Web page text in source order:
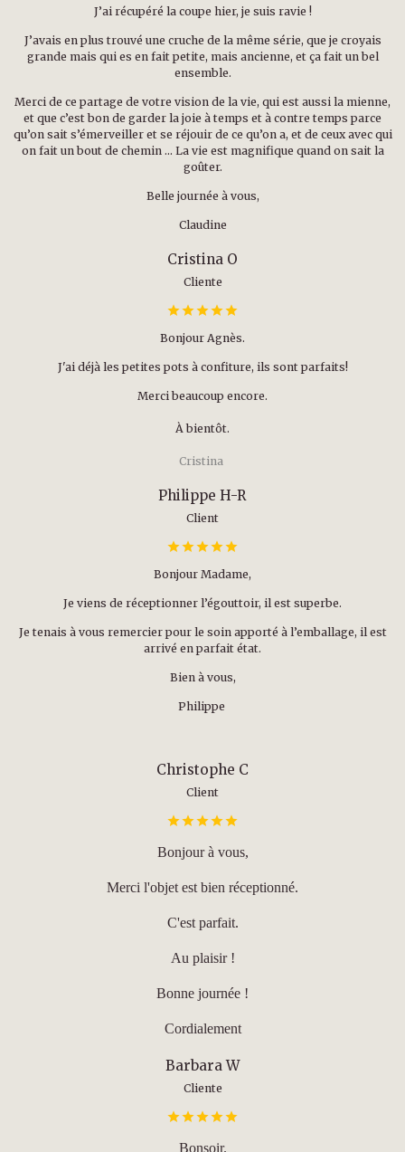
J’ai récupéré la coupe hier, je suis ravie !
J’avais en plus trouvé une cruche de la même série, que je croyais
grande mais qui es en fait petite, mais ancienne, et ça fait un bel
ensemble.
Merci de ce partage de votre vision de la vie, qui est aussi la mienne,
et que c’est bon de garder la joie à temps et à contre temps parce
qu’on sait s’émerveiller et se réjouir de ce qu’on a, et de ceux avec qui
on fait un bout de chemin … La vie est magnifique quand on sait la
goûter.
Belle journée à vous,
Claudine
Cristina O
Cliente
Bonjour Agnès.
J'ai déjà les petites pots à confiture, ils sont parfaits!
Merci beaucoup encore.
À bientôt.
Cristina
Philippe H-R
Client
Bonjour Madame,
Je viens de réceptionner l’égouttoir, il est superbe.
Je tenais à vous remercier pour le soin apporté à l’emballage, il est
arrivé en parfait état.
Bien à vous,
Philippe
Christophe C
Client
Bonjour à vous,
Merci l'objet est bien réceptionné.
C'est parfait.
Au plaisir !
Bonne journée !
Cordialement
Barbara W
Cliente
Bonsoir.